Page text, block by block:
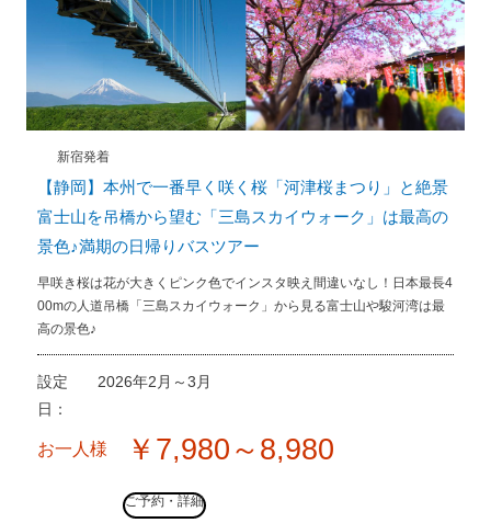
新宿発着
【静岡】本州で一番早く咲く桜「河津桜まつり」と絶景
富士山を吊橋から望む「三島スカイウォーク」は最高の
景色♪満期の日帰りバスツアー
早咲き桜は花が大きくピンク色でインスタ映え間違いなし！日本最長4
00mの人道吊橋「三島スカイウォーク」から見る富士山や駿河湾は最
高の景色♪
設定
日：
2026年2月～3月
お一人様 ￥7,980～8,980
ご予約・詳細